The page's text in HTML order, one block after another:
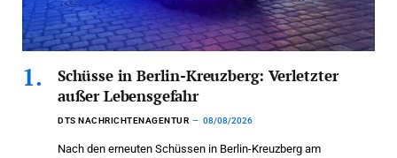
Schüsse in Berlin-Kreuzberg: Verletzter
außer Lebensgefahr
DTS NACHRICHTENAGENTUR 08/08/2026
Nach den erneuten Schüssen in Berlin-Kreuzberg am